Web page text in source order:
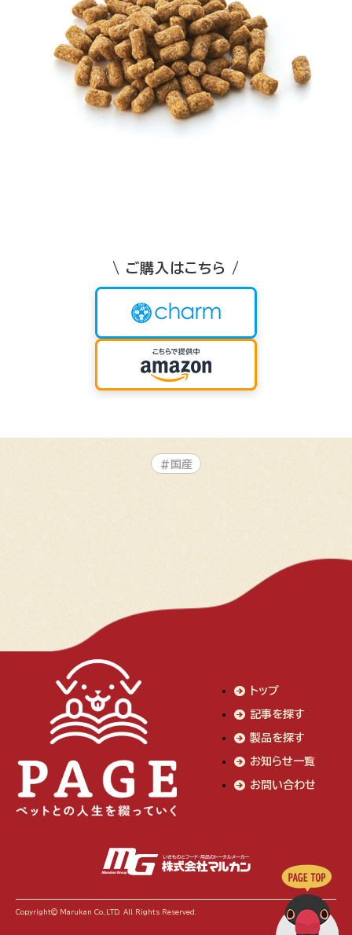
\ ご購入はこちら /
#国産
トップ
記事を探す
製品を探す
お知らせ一覧
お問い合わせ
Copyright© Marukan Co.,LTD. All Rights Reserved.